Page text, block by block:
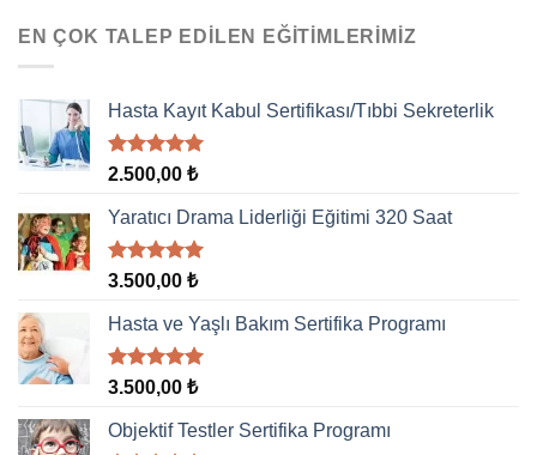
EN ÇOK TALEP EDILEN EĞITIMLERIMIZ
Hasta Kayıt Kabul Sertifikası/Tıbbi Sekreterlik
5 üzerinden
aldı
2.500,00 ₺
Yaratıcı Drama Liderliği Eğitimi 320 Saat
5 üzerinden
aldı
3.500,00 ₺
Hasta ve Yaşlı Bakım Sertifika Programı
5 üzerinden
aldı
3.500,00 ₺
Objektif Testler Sertifika Programı